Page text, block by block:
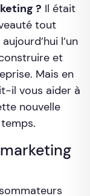
? Il était
tout
l’un
et
Mais en
il vous aider à
nouvelle